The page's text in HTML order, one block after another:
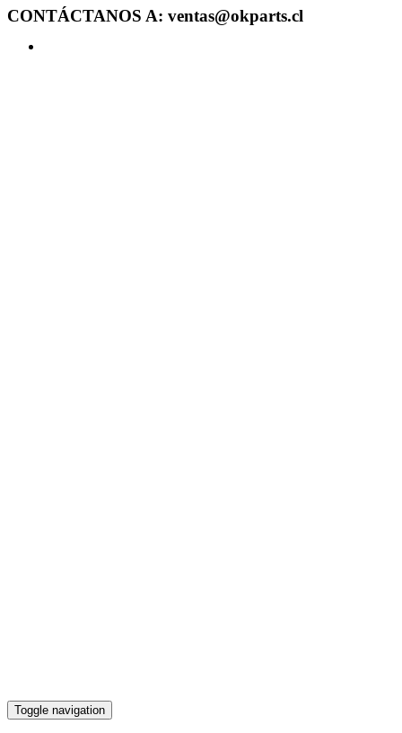
CONTÁCTANOS A: ventas@okparts.cl
Toggle navigation